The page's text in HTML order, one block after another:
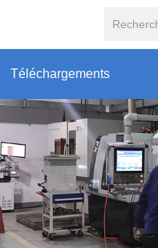
Téléchargements